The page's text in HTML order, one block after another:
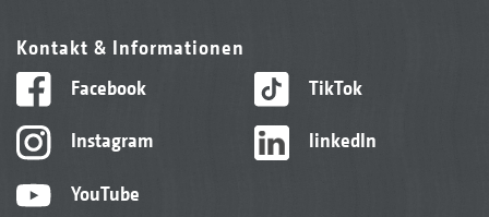
Kontakt & Informationen
Facebook
Instagram
YouTube
TikTok
linkedIn